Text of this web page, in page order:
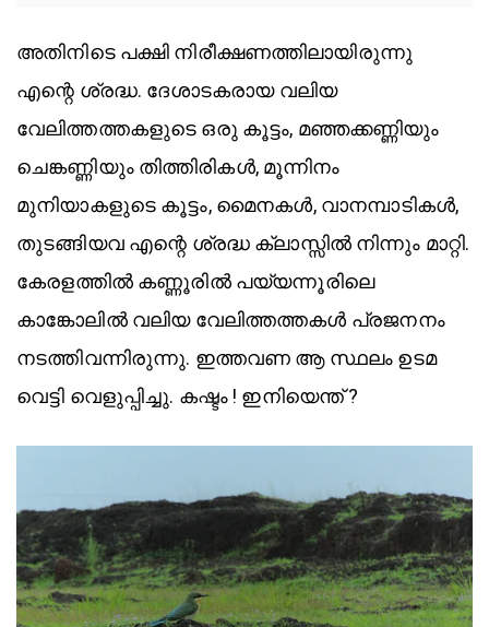
അതിനിടെ പക്ഷി നിരീക്ഷണത്തിലായിരുന്നു
എന്റെ ശ്രദ്ധ. ദേശാടകരായ വലിയ
വേലിത്തത്തകളുടെ ഒരു കൂട്ടം, മഞ്ഞക്കണ്ണിയും
ചെങ്കണ്ണിയും തിത്തിരികൾ, മൂന്നിനം
മുനിയാകളുടെ കൂട്ടം, മൈനകൾ, വാനമ്പാടികൾ,
തുടങ്ങിയവ എന്റെ ശ്രദ്ധ ക്ലാസ്സിൽ നിന്നും മാറ്റി.
കേരളത്തിൽ കണ്ണൂരിൽ പയ്യന്നൂരിലെ
കാങ്കോലിൽ വലിയ വേലിത്തത്തകൾ പ്രജനനം
നടത്തിവന്നിരുന്നു. ഇത്തവണ ആ സ്ഥലം ഉടമ
വെട്ടി വെളുപ്പിച്ചു. കഷ്ടം ! ഇനിയെന്ത് ?